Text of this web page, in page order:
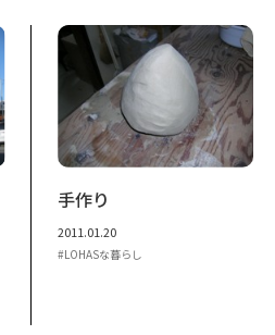
手作り
2011.01.20
LOHASな暮らし